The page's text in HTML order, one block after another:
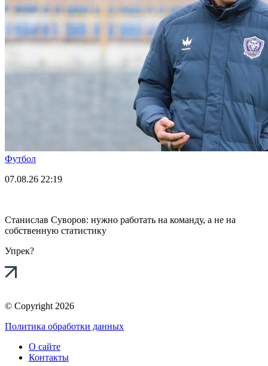
Футбол
07.08.26 22:19
Станислав Суворов: нужно работать на команду, а не на
собственную статистику
Упрек?
© Copyright 2026
Политика обработки данных
О сайте
Контакты